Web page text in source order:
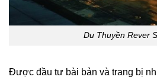
Du Thuyền Rever
Được đầu tư bài bản và trang bị